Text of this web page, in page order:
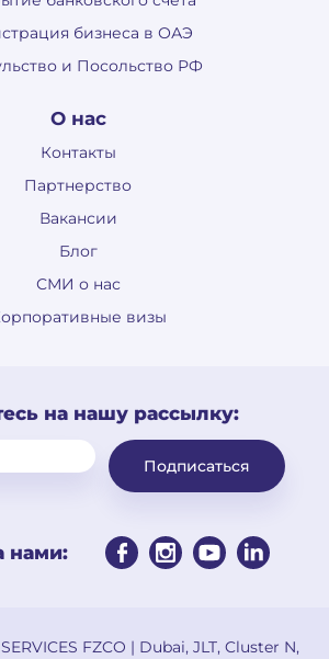
бизнеса в ОАЭ
и Посольство РФ
О нас
Контакты
Партнерство
Вакансии
Блог
СМИ о нас
визы
на нашу рассылку:
Подписаться
нами:
FZCO | Dubai, JLT, Cluster N,